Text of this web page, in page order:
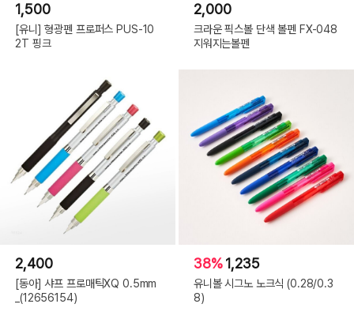
1,500
[유니] 형광펜 프로퍼스 PUS-10
2T 핑크
2,000
크라운 픽스볼 단색 볼펜 FX-048
지워지는볼펜
2,400
[동아] 샤프 프로매틱XQ 0.5mm
_(12656154)
38%1,235
유니볼 시그노 노크식 (0.28/0.3
8)